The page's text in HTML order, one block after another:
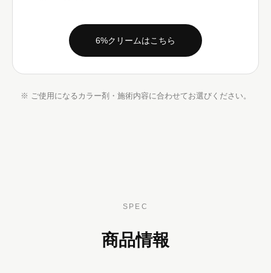
6%クリームはこちら
※ ご使用になるカラー剤・施術内容に合わせてお選びください。
SPEC
商品情報